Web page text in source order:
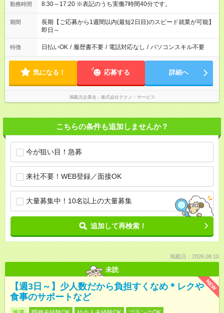
勤務時間 8:30～17:20 ※表記のうち実働7時間40分です。
期間
長期【ご応募から1週間以内(最短2日目)のスピード就業が可能】
即日～
特徴 日払いOK / 履歴書不要 / 電話対応なし / パソコンスキル不要
気になる！ 応募する 詳細へ
掲載元企業名 株式会社テクノ・サービス
こちらの条件も追加しませんか？
今が狙い目！急募
来社不要！WEB登録／面接OK
大量募集中！10名以上の大量募集
追加して再検索！
掲載日：2026.08.10
未読
NEW
【週3日～】少人数だから負担すくなめ＊レクや
食事のサポートなど